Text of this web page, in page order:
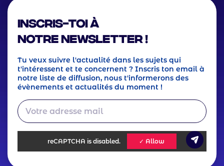
Inscris-toi à
notre Newsletter !
Tu veux suivre l'actualité dans les sujets qui
t'intéressent et te concernent ? Inscris ton email à
notre liste de diffusion, nous t'informerons des
évènements et actualités du moment !
reCAPTCHA is disabled. ✓ Allow